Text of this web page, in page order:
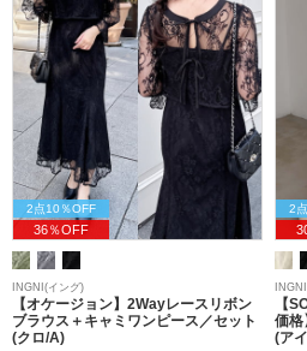
2点10％OFF
36％OFF
INGNI(イング)
【オケージョン】2Wayレースリボン
ブラウス＋キャミワンピース／セット
(クロ/A)
2
【
価格
(ア